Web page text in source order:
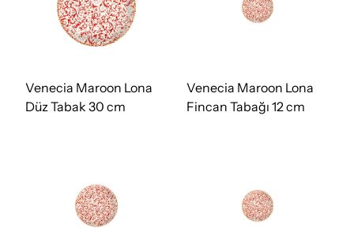
Venecia Maroon Lona
Düz Tabak 30 cm
Venecia Maroon Lona
Fincan Tabağı 12 cm